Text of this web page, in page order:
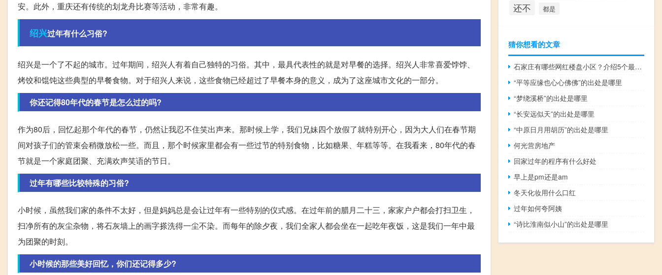
安。此外，重庆还有传统的划龙舟比赛等活动，非常有趣。
绍兴过年有什么习俗?
绍兴是一个了不起的城市。过年期间，绍兴人有着自己独特的习俗。其中，最具代表性的就是对早餐的选择。绍兴人非常喜爱饽饽、
烤饺和馄饨这些典型的早餐食物。对于绍兴人来说，这些食物已经超过了早餐本身的意义，成为了这座城市文化的一部分。
你还记得80年代的春节是怎么过的吗?
作为80后，回忆起那个年代的春节，仍然让我忍不住笑出声来。那时候上学，我们兄妹四个放假了就特别开心，因为大人们在春节期
间对孩子们的管束会稍微放松一些。而且，那个时候家里都会有一些过节的特别食物，比如糖果、年糕等等。在我看来，80年代的春
节就是一个家庭团聚、充满欢声笑语的节日。
过年有哪些比较特殊的习俗?
小时候，虽然我们家的条件不太好，但是妈妈总是会让过年有一些特别的仪式感。在过年前的腊月二十三，家家户户都会打扫卫生，
扫净所有的灰尘杂物，将石灰墙上的画字搽洗得一尘不染。而每年的除夕夜，我们全家人都会坐在一起吃年夜饭，这是我们一年中最
为团聚的时刻。
小时候的那些美好回忆，你们还记得多少?
还不 都是
猜你想看的文章
石家庄有哪些网红楼盘小区？介绍5个最知名地产项目
“平等应缘也心心佛佛”的出处是哪里
“梦绕溪桥”的出处是哪里
“长安远似天”的出处是哪里
“中原日月用胡历”的出处是哪里
何光营房地产
回家过年的程序有什么好处
早上是pm还是am
冬天化妆用什么口红
过年如何夸阿姨
“诗比淮南似小山”的出处是哪里